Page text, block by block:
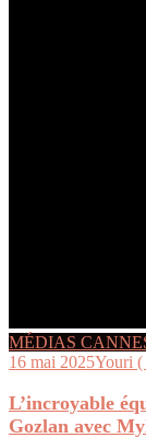
MÉDIAS
16 mai 2025Youri (
L’incroyable
Gozlan avec